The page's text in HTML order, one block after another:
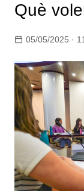
Què
05/05/2025 ·